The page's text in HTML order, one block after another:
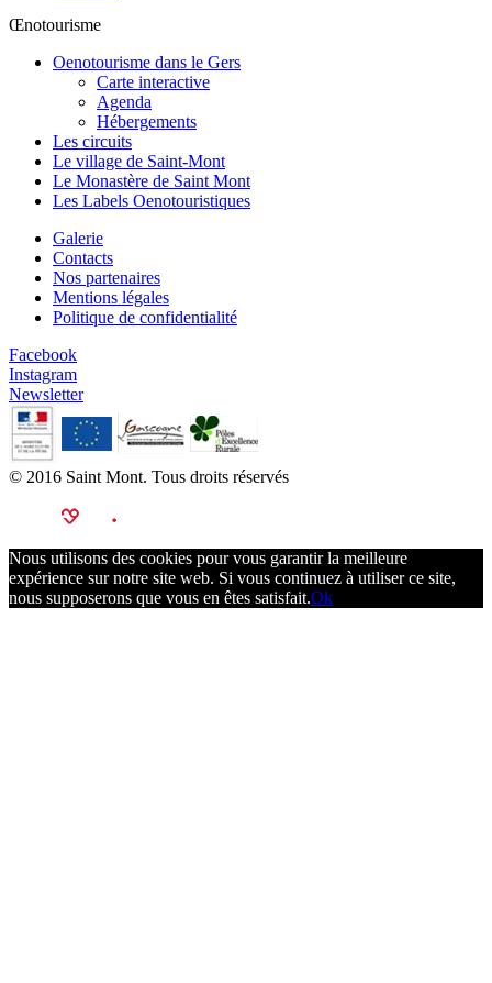
Œnotourisme
Oenotourisme dans le Gers
Carte interactive
Agenda
Hébergements
Les circuits
Le village de Saint-Mont
Le Monastère de Saint Mont
Les Labels Oenotouristiques
Galerie
Contacts
Nos partenaires
Mentions légales
Politique de confidentialité
Facebook
Instagram
Newsletter
© 2016 Saint Mont. Tous droits réservés
Nous utilisons des cookies pour vous garantir la meilleure
expérience sur notre site web. Si vous continuez à utiliser ce site,
nous supposerons que vous en êtes satisfait.Ok